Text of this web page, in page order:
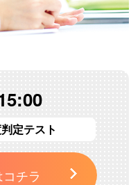
定テスト
チラ